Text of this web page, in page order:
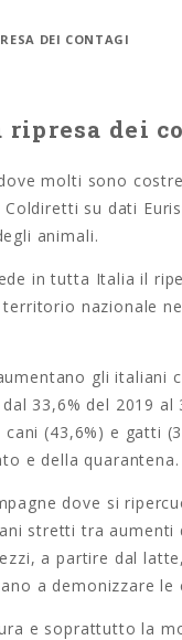
DEI CONTAGI
ripresa dei
molti sono
su dati
animali.
in tutta Italia il
nazionale
gli italiani
33,6% del 2019 al
(43,6%) e gatti
e della quarantena.
dove si
stretti tra aumenti
a partire dal
a demonizzare le
e soprattutto la